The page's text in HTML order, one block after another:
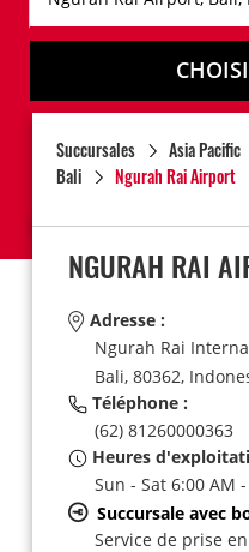
Succursales Asia Pacific
Bali
Ngurah Rai Airport
NGURAH RAI
Adresse :
Ngurah Rai
Bali, 80362,
Téléphone :
(62) 81260000363
Heures
Sun - Sat 6:00 AM
Succursale avec
Service de prise